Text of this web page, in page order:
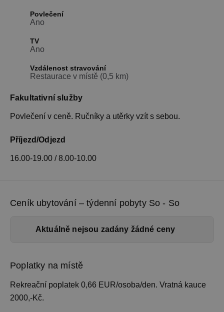
Povlečení
Ano
TV
Ano
Vzdálenost stravování
Restaurace v místě (0,5 km)
Fakultativní služby
Povlečení v ceně. Ručníky a utěrky vzít s sebou.
Příjezd/Odjezd
16.00-19.00 / 8.00-10.00
Ceník ubytování – týdenní pobyty So - So
Aktuálně nejsou zadány žádné ceny
Poplatky na místě
Rekreační poplatek 0,66 EUR/osoba/den. Vratná kauce
2000,-Kč.